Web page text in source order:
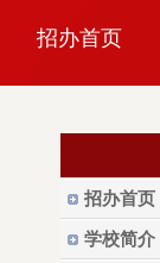
招办首页
招办首页
学校简介